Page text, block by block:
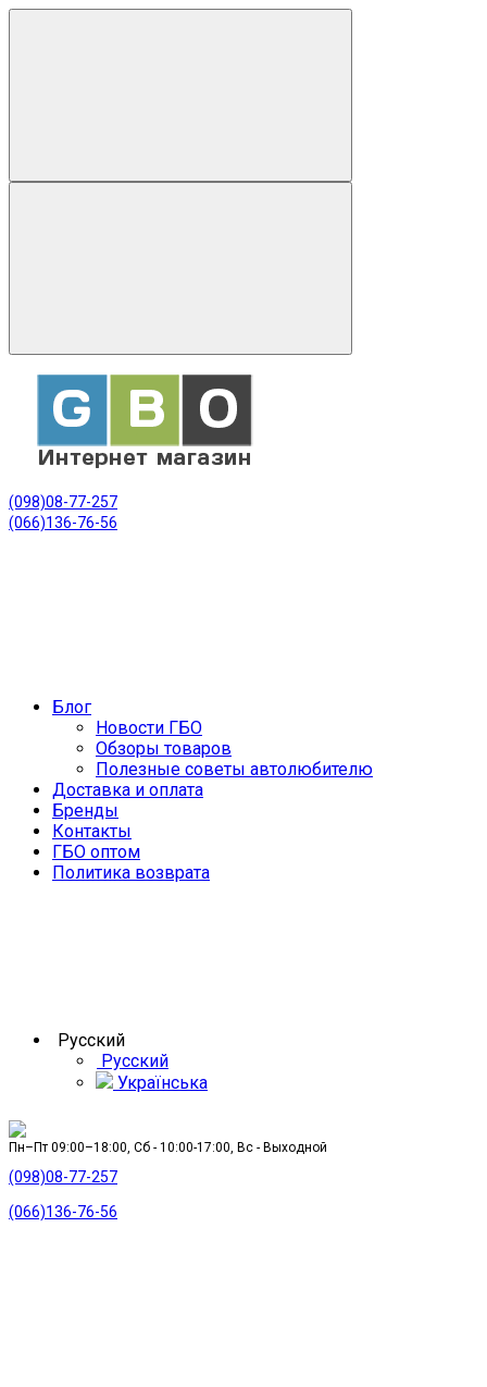
(098)08-77-257
(066)136-76-56
Блог
Новости ГБО
Обзоры товаров
Полезные советы автолюбителю
Доставка и оплата
Бренды
Контакты
ГБО оптом
Политика возврата
Русский
Русский
Українська
Пн–Пт 09:00–18:00, Сб - 10:00-17:00, Вс - Выходной
(098)08-77-257
(066)136-76-56